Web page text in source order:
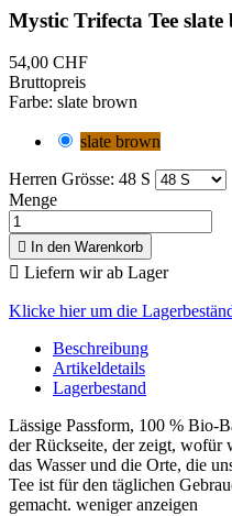
Mystic Trifecta Tee slate
54,00 CHF
Bruttopreis
Farbe: slate brown
slate brown
Herren Grösse: 48 S
Menge
 In den Warenkorb
 Liefern wir ab Lager
Klicke hier um die
Beschreibung
Artikeldetails
Lagerbestand
Lässige Passform, 100 % Bio-
der Rückseite, der zeigt, wofür
das Wasser und die Orte, die
Tee ist für den täglichen
gemacht. weniger anzeigen